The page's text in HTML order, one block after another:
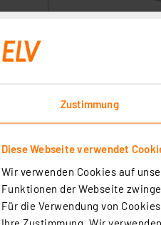
Zustimmung
Diese Webseite verwendet
Wir verwenden Cookies auf
Funktionen der Webseite
Für die Verwendung von
Ihre Zustimmung. Wir